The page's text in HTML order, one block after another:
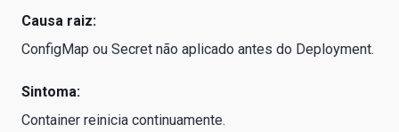
Causa raiz:
ConfigMap ou Secret não aplicado antes do Deployment.
Sintoma:
Container reinicia continuamente.